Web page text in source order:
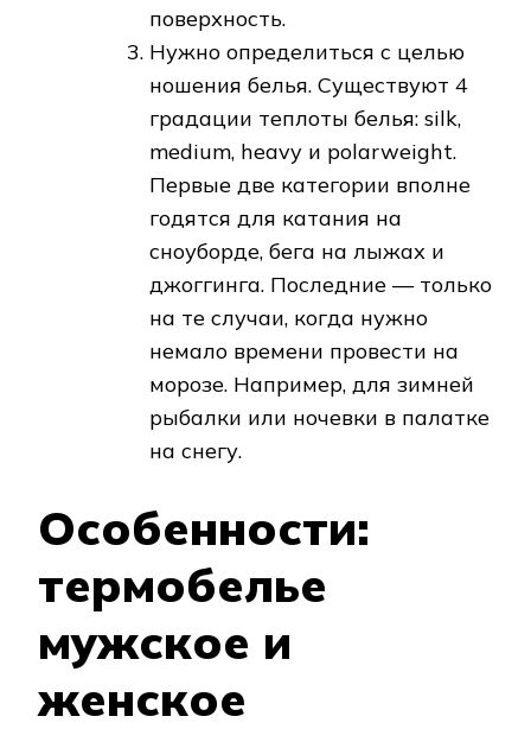
поверхность.
Нужно определиться с целью
ношения белья. Существуют 4
градации теплоты белья: silk,
medium, heavy и polarweight.
Первые две категории вполне
годятся для катания на
сноуборде, бега на лыжах и
джоггинга. Последние — только
на те случаи, когда нужно
немало времени провести на
морозе. Например, для зимней
рыбалки или ночевки в палатке
на снегу.
Особенности:
термобелье
мужское и
женское